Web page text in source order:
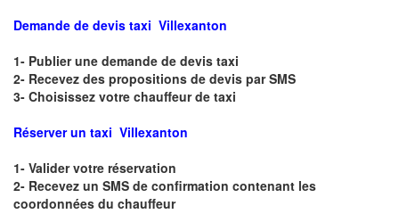
Demande de devis taxi Villexanton
1- Publier une demande de devis taxi
2- Recevez des propositions de devis par SMS
3- Choisissez votre chauffeur de taxi
Réserver un taxi Villexanton
1- Valider votre réservation
2- Recevez un SMS de confirmation contenant les
coordonnées du chauffeur